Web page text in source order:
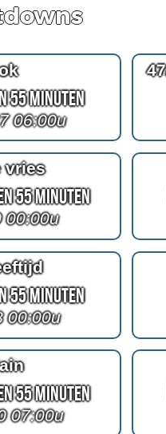
55 Minuten
06:00u
vries
55 Minuten
00:00u
55 Minuten
00:00u
55 Minuten
07:00u